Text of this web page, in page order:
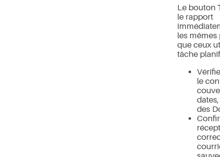
Le bouton
le rapport
les mêmes
que ceux
tâche
le
des